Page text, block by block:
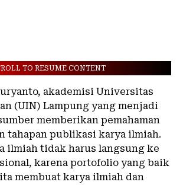
TO RESUME CONTENT
akademisi Universitas
(UIN) Lampung yang menjadi
memberikan pemahaman
tahapan publikasi karya ilmiah.
ilmiah tidak harus langsung ke
karena portofolio yang baik
membuat karya ilmiah dan